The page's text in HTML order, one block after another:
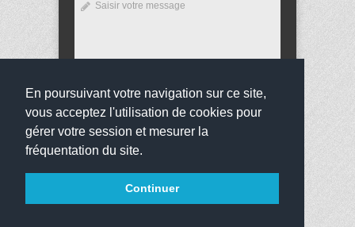
En poursuivant votre navigation sur ce site,
vous acceptez l'utilisation de cookies pour
gérer votre session et mesurer la
fréquentation du site.
Continuer
Envoyer
réservés
websco